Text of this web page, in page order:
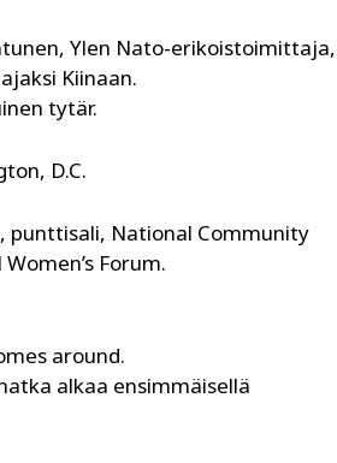
Ylen Nato-erikoistoimittaja,
Kiinaan.
tytär.
D.C.
punttisali, National Community
Forum.
around.
alkaa ensimmäisellä